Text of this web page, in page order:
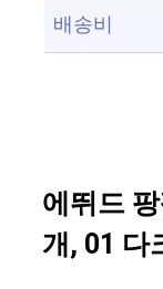
배송비
에뛰드
개, 01 다